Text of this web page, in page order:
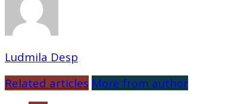
Ludmila Desp
Related articles More from author